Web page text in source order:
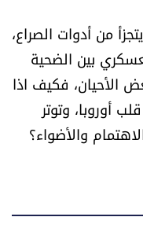
من أدوات الصراع،
بين الضحية
الأحيان، فكيف اذا
أوروبا، وتوتر
والأضواء؟